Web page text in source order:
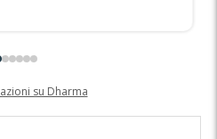
su Dharma